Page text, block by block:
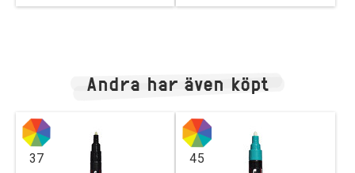
Andra har även köpt
37 45